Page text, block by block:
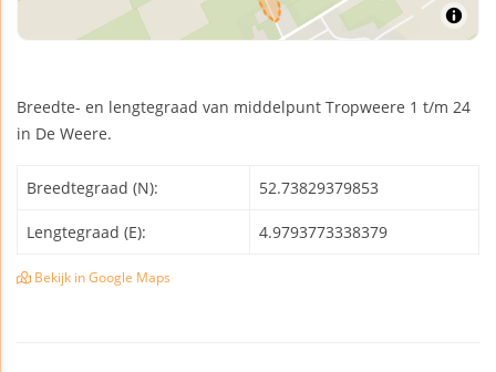
Breedte- en lengtegraad van middelpunt Tropweere 1 t/m 24
in De Weere.
Breedtegraad (N): 52.73829379853
Lengtegraad (E): 4.9793773338379
Bekijk in Google Maps